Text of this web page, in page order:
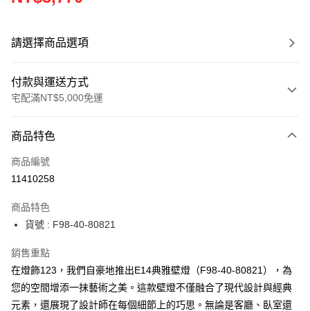
請選擇商品選項
付款與運送方式
宅配滿NT$5,000免運
信用卡一次付款
LINE Pay
街口支付
悠遊付
Google Pay
全盈+PAY
商品特色
商品編號
11410258
商品特色
貨號 : F98-40-80821
銷售重點
在燈飾123，我們自豪地推出E14典雅壁燈（F98-40-80821），為
您的空間增添一抹藝術之美。這款壁燈不僅融合了現代設計與經典
元素，還展現了設計師在每個細節上的巧思。無論是客廳、臥室還